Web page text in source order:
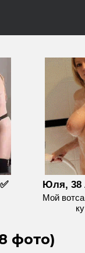
Юля, 38
Мой
фото)